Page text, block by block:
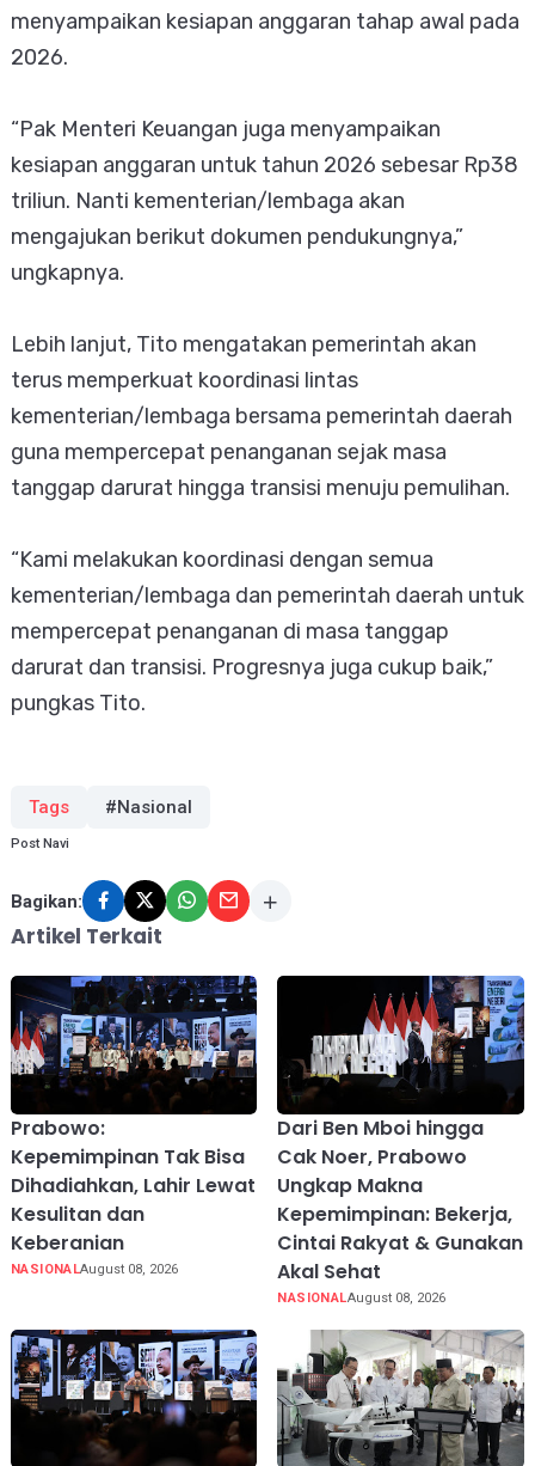
menyampaikan kesiapan anggaran tahap awal pada
2026.
“Pak Menteri Keuangan juga menyampaikan
kesiapan anggaran untuk tahun 2026 sebesar Rp38
triliun. Nanti kementerian/lembaga akan
mengajukan berikut dokumen pendukungnya,”
ungkapnya.
Lebih lanjut, Tito mengatakan pemerintah akan
terus memperkuat koordinasi lintas
kementerian/lembaga bersama pemerintah daerah
guna mempercepat penanganan sejak masa
tanggap darurat hingga transisi menuju pemulihan.
“Kami melakukan koordinasi dengan semua
kementerian/lembaga dan pemerintah daerah untuk
mempercepat penanganan di masa tanggap
darurat dan transisi. Progresnya juga cukup baik,”
pungkas Tito.
Tags #Nasional
Post Navi
Bagikan:
Artikel Terkait
Prabowo:
Kepemimpinan Tak Bisa
Dihadiahkan, Lahir Lewat
Kesulitan dan
Keberanian
NASIONALAugust 08, 2026
Dari Ben Mboi hingga
Cak Noer, Prabowo
Ungkap Makna
Kepemimpinan: Bekerja,
Cintai Rakyat & Gunakan
Akal Sehat
NASIONALAugust 08, 2026